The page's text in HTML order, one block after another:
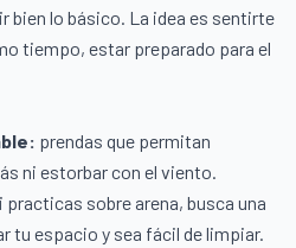
bien lo básico. La idea es sentirte
tiempo, estar preparado para el
prendas que permitan
ni estorbar con el viento.
practicas sobre arena, busca una
tu espacio y sea fácil de limpiar.